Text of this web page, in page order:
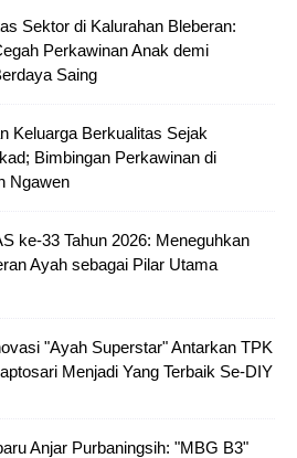
Sektor di Kalurahan Bleberan:
Perkawinan Anak demi
Saing
Keluarga Berkualitas Sejak
Bimbingan Perkawinan di
Ngawen
ke-33 Tahun 2026: Meneguhkan
Ayah sebagai Pilar Utama
"Ayah Superstar" Antarkan TPK
Menjadi Yang Terbaik Se-DIY
Anjar Purbaningsih: "MBG B3"